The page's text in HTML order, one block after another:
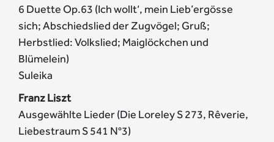
6 Duette Op.63 (Ich wollt‘, mein Lieb’ergösse
sich; Abschiedslied der Zugvögel; Gruß;
Herbstlied: Volkslied; Maiglöckchen und
Blümelein)
Suleika
Franz Liszt
Ausgewählte Lieder (Die Loreley S 273, Rêverie,
Liebestraum S 541 N°3)